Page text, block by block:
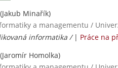
(Jakub Minařík)
a managementu /
informatika / | Práce na
(Jaromír Homolka)